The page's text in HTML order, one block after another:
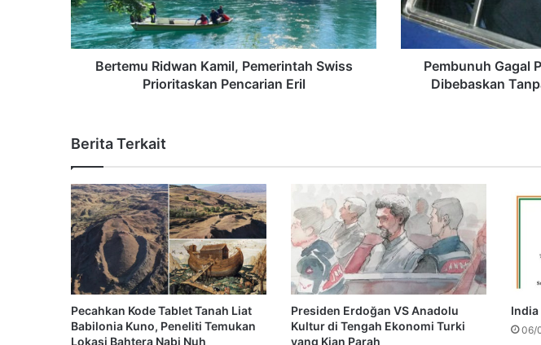
Bertemu Ridwan Kamil, Pemerintah Swiss
Prioritaskan Pencarian Eril
Pembunuh Gagal
Dibebaskan
Berita Terkait
Pecahkan Kode Tablet Tanah Liat
Babilonia Kuno, Peneliti Temukan
Lokasi Bahtera Nabi Nuh
Presiden Erdoğan VS Anadolu
Kultur di Tengah Ekonomi Turki
yang Kian Parah
India
06/